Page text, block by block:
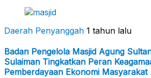
Daerah Penyanggah 1 tahun lalu
Badan Pengelola Masjid Agung
Sulaiman Tingkatkan Peran
Pemberdayaan Ekonomi Masyarakat